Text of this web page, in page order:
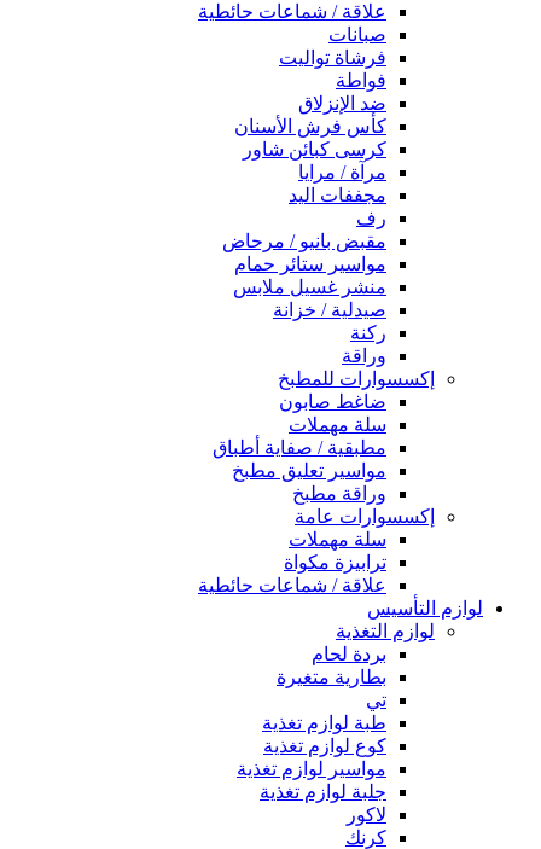
علاقة / شماعات حائطية
صبانات
فرشاة تواليت
فواطة
ضد الإنزلاق
كأس فرش الأسنان
كرسى كبائن شاور
مرآة / مرايا
مجففات اليد
رف
مقبض بانيو / مرحاض
مواسير ستائر حمام
منشر غسيل ملابس
صيدلية / خزانة
ركنة
وراقة
إكسسوارات للمطبخ
ضاغط صابون
سلة مهملات
مطبقية / صفاية أطباق
مواسير تعليق مطبخ
وراقة مطبخ
إكسسوارات عامة
سلة مهملات
ترابيزة مكواة
علاقة / شماعات حائطية
لوازم التأسيس
لوازم التغذية
بردة لحام
بطارية متغيرة
تي
طبة لوازم تغذية
كوع لوازم تغذية
مواسير لوازم تغذية
جلبة لوازم تغذية
لاكور
كرنك